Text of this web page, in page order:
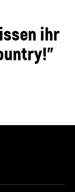
ihr